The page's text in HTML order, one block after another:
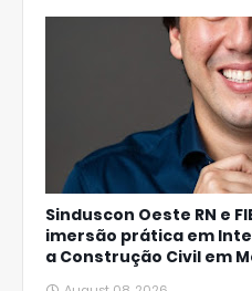
Sinduscon Oeste RN e
imersão prática em
a Construção Civil em